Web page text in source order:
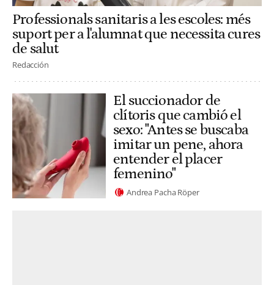
Professionals sanitaris a les escoles: més
suport per a l'alumnat que necessita cures
de salut
Redacción
El succionador de
clítoris que cambió el
sexo: "Antes se buscaba
imitar un pene, ahora
entender el placer
femenino"
Andrea Pacha Röper